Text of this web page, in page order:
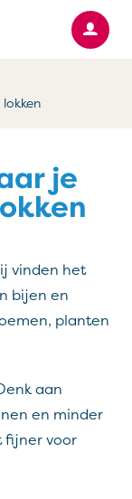
je
vinden het
bijen en
planten
aan
en minder
fijner voor